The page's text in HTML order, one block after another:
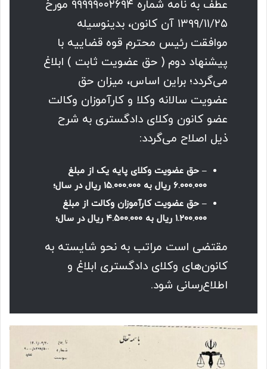
عطف به نامه شماره ۹۹۹۹۹۰۰۲۶۹۴ مورخ
۱۳۹۹/۱۱/۲۵ آن کانون، بدینوسیله
موافقت رئیس محترم قوه قضاییه با
پیشنهاد دوم ( حق عضویت ثابت ) ابلاغ
می‌گردد؛ براین اساس، میزان حق
عضویت سالانه وکلا و کارآموزان وکالت
عضو کانون وکلای دادگستری به شرح
ذیل اصلاح می‌گردد:
– حق عضویت وکلای پایه یک از مبلغ
۶.۰۰۰.۰۰۰ ریال به ۱۵.۰۰۰.۰۰۰ ریال در سال؛
– حق عضویت کارآموزان وکالت از مبلغ
۱.۲۰۰.۰۰۰ ریال به ۴.۵۰۰.۰۰۰ ریال در سال؛
مقتضی است مراتب به نحو شایسته به
کانون‌های وکلای دادگستری ابلاغ و
اطلاع‌رسانی شود.